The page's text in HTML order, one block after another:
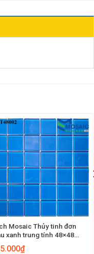
Mosaic Thủy tinh đơn
xanh trung tính 48×48
48002
₫